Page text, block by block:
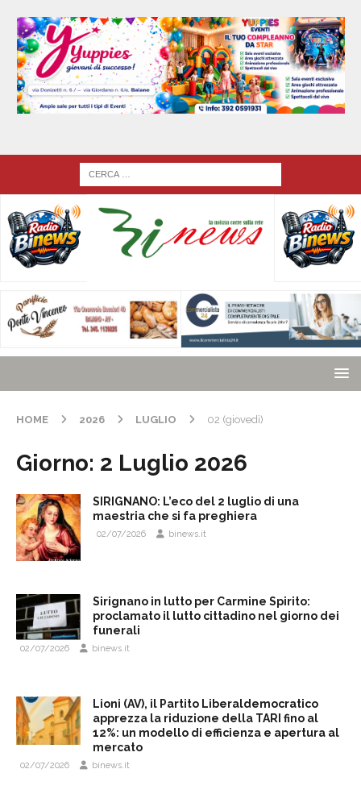
HOME 2026 LUGLIO 02 (giovedì)
Giorno: 2 Luglio 2026
SIRIGNANO: L’eco del 2 luglio di una
maestria che si fa preghiera
02/07/2026 binews.it
Sirignano in lutto per Carmine Spirito:
proclamato il lutto cittadino nel giorno dei
funerali
02/07/2026 binews.it
Lioni (AV), il Partito Liberaldemocratico
apprezza la riduzione della TARI fino al
12%: un modello di efficienza e apertura al
mercato
02/07/2026 binews.it